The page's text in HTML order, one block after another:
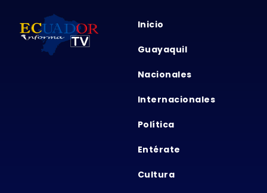
Inicio
Guayaquil
Nacionales
Internacionales
Política
Entérate
Cultura